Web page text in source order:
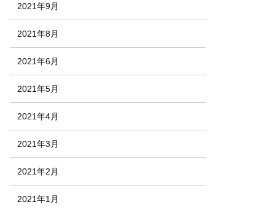
2021年9月
2021年8月
2021年6月
2021年5月
2021年4月
2021年3月
2021年2月
2021年1月